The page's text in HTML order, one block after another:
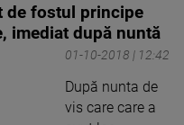
de fostul principe
imediat după nuntă
01-10-2018 | 12:42
După nunta de
vis care care a